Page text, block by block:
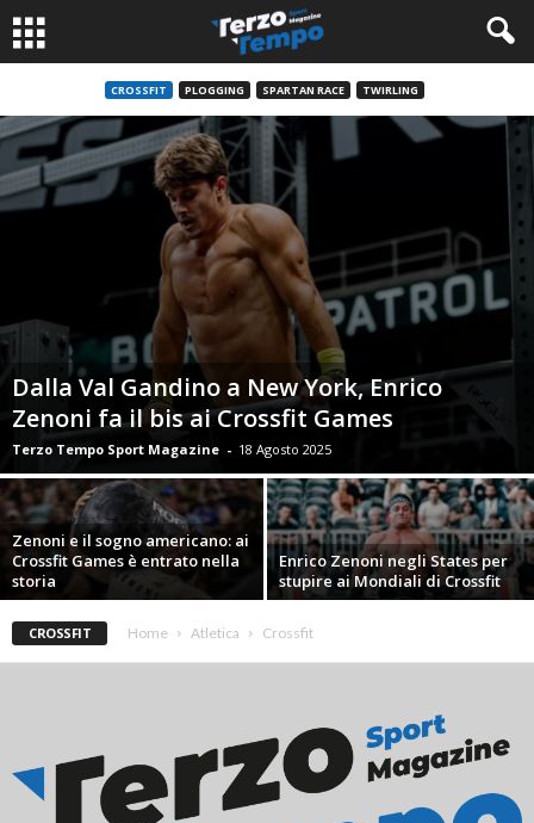
CROSSFIT PLOGGING SPARTAN RACE TWIRLING
Dalla Val Gandino a New York, Enrico
Zenoni fa il bis ai Crossfit Games
Terzo Tempo Sport Magazine - 18 Agosto 2025
Zenoni e il sogno americano: ai
Crossfit Games è entrato nella
storia
Enrico Zenoni negli States per
stupire ai Mondiali di Crossfit
CROSSFIT Home Atletica Crossfit